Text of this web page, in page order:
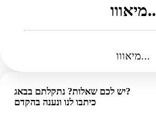
מיאווו..
מיאווו...
יש לכם שאלות? נתקלתם בבאג?
כיתבו לנו ונענה בהקדם